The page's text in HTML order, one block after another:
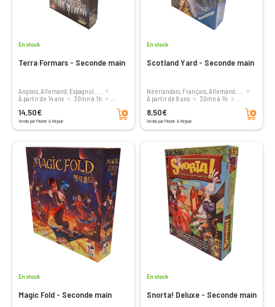
En stock
Terra Formars - Seconde main
Anglais, Allemand, Espagnol, ...
à partir de 14 ans
30mn à 1h
14,50€
Vendu par Pioche & Rejoue
Ajouter au panier
En stock
Scotland Yard - Seconde main
Néerlandais, Français, Allemand, ...
à partir de 8 ans
30mn à 1h
8,50€
Vendu par Pioche & Rejoue
Ajouter au panier
En stock
Magic Fold - Seconde main
En stock
Snorta! Deluxe - Seconde main